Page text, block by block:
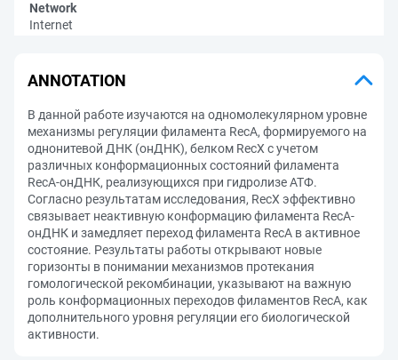
Network
Internet
ANNOTATION
В данной работе изучаются на одномолекулярном уровне
механизмы регуляции филамента RecA, формируемого на
однонитевой ДНК (онДНК), белком RecX с учетом
различных конформационных состояний филамента
RecA-онДНК, реализующихся при гидролизе АТФ.
Согласно результатам исследования, RecX эффективно
связывает неактивную конформацию филамента RecA-
онДНК и замедляет переход филамента RecA в активное
состояние. Результаты работы открывают новые
горизонты в понимании механизмов протекания
гомологической рекомбинации, указывают на важную
роль конформационных переходов филаментов RecA, как
дополнительного уровня регуляции его биологической
активности.